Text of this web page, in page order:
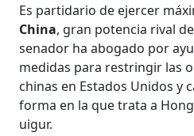
Es partidario de ejercer
China, gran potencia rival
senador ha abogado por
medidas para restringir las
chinas en Estados Unidos y
forma en la que trata a
uigur.